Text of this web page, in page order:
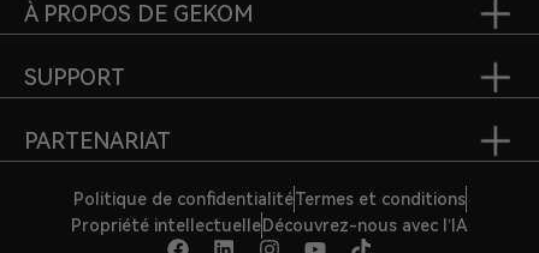
À PROPOS DE GEKOM
SUPPORT
PARTENARIAT
Politique de confidentialitéTermes et conditions
Propriété intellectuelleDécouvrez-nous avec l’IA